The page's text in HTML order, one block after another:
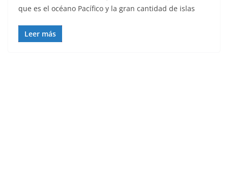
que es el océano Pacífico y la gran cantidad de islas
Leer más